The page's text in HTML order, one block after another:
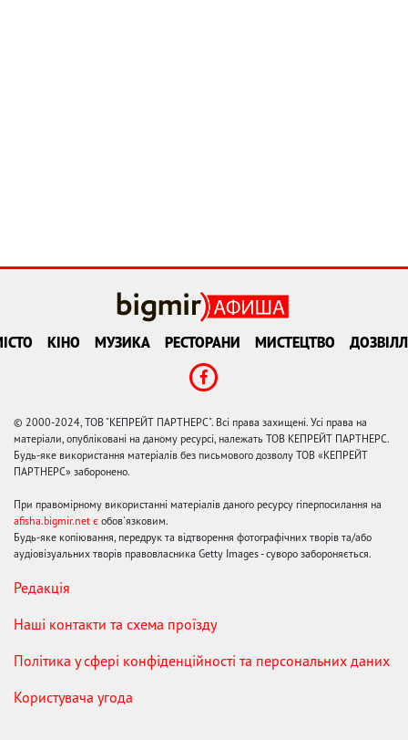
КІНО МУЗИКА РЕСТОРАНИ МИСТЕЦТВО
© 2000-2024, ТОВ "КЕПРЕЙТ ПАРТНЕРС". Всі права захищені. Усі права на
матеріали, опубліковані на даному ресурсі, належать ТОВ КЕПРЕЙТ ПАРТНЕРС.
Будь-яке використання матеріалів без письмового дозволу ТОВ «КЕПРЕЙТ
ПАРТНЕРС» заборонено.
При правомірному використанні матеріалів даного ресурсу гіперпосилання на
afisha.bigmir.net є обов'язковим.
Будь-яке копіювання, передрук та відтворення фотографічних творів та/або
аудіовізуальних творів правовласника Getty Images - суворо забороняється.
Редакція
Наші контакти та схема проїзду
Політика у сфері конфіденційності та персональних даних
Користувача угода